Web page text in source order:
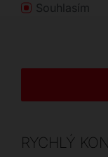
Souhlasím
RYCHLÝ